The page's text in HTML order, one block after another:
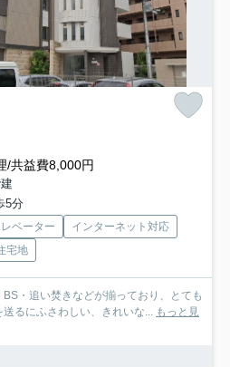
/共益費8,000円
5分
ベーター
インターネット対応
宅地
・追い焚きなどが揃っており、とても
るにふさわしい、きれいな... もっと見